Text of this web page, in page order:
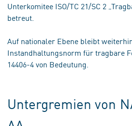
Unterkomitee ISO/TC 21/SC 2
betreut.
Auf nationaler Ebene bleibt
Instandhaltungsnorm für tragbare
14406-4 von Bedeutung.
Untergremien von